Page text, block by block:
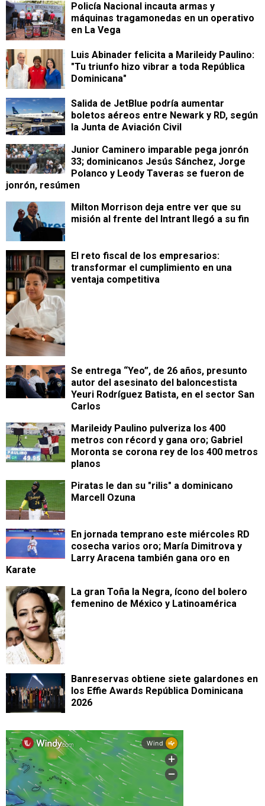
Policía Nacional incauta armas y
máquinas tragamonedas en un operativo
en La Vega
Luis Abinader felicita a Marileidy Paulino:
"Tu triunfo hizo vibrar a toda República
Dominicana"
Salida de JetBlue podría aumentar
boletos aéreos entre Newark y RD, según
la Junta de Aviación Civil
Junior Caminero imparable pega jonrón
33; dominicanos Jesús Sánchez, Jorge
Polanco y Leody Taveras se fueron de
jonrón, resúmen
Milton Morrison deja entre ver que su
misión al frente del Intrant llegó a su fin
​El reto fiscal de los empresarios:
transformar el cumplimiento en una
ventaja competitiva
Se entrega “Yeo”, de 26 años, presunto
autor del asesinato del baloncestista
Yeuri Rodríguez Batista, en el sector San
Carlos
Marileidy Paulino pulveriza los 400
metros con récord y gana oro; Gabriel
Moronta se corona rey de los 400 metros
planos
Piratas le dan su "rilis" a dominicano
Marcell Ozuna
En jornada temprano este miércoles RD
cosecha varios oro; María Dimitrova y
Larry Aracena también gana oro en
Karate
La gran Toña la Negra, ícono del bolero
femenino de México y Latinoamérica
Banreservas obtiene siete galardones en
los Effie Awards República Dominicana
2026